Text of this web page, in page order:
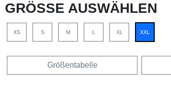
GRÖSSE AUSWÄHLEN
XS S M L XL XXL
Größentabelle